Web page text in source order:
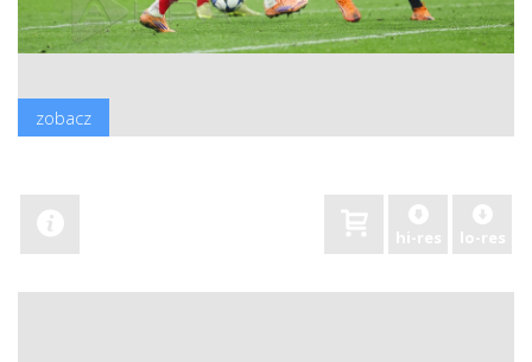
zobacz
hi-res lo-res